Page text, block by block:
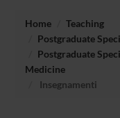
Home
Teaching
Postgraduate
Postgraduate
Medicine
Insegnamenti